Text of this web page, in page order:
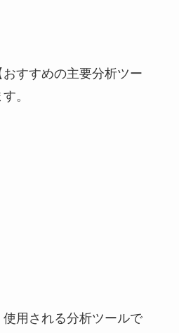
すすめの主要分析ツー
。
用される分析ツールで